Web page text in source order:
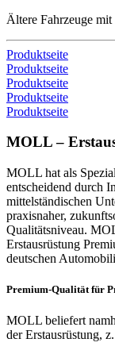
Ältere Fahrzeuge mit
Produktseite
Produktseite
Produktseite
Produktseite
Produktseite
MOLL –
MOLL hat als
entscheidend durch
mittelständischen
praxisnaher,
Qualitätsniveau.
Erstausrüstung
deutschen
Premium-Qualität für
MOLL beliefert
der Erstausrüstung,